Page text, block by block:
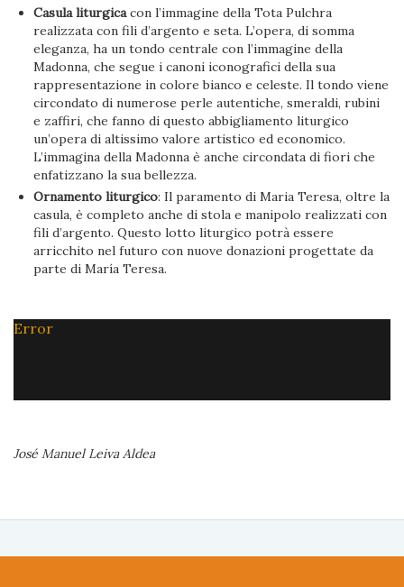
Casula liturgicacon l’immagine della Tota Pulchra
realizzata con fili d’argento e seta. L’opera, di somma
eleganza, ha un tondo centrale con l’immagine della
Madonna, che segue i canoni iconografici della sua
rappresentazione in colore bianco e celeste. Il tondo viene
circondato di numerose perle autentiche, smeraldi, rubini
e zaffiri, che fanno di questo abbigliamento liturgico
un’opera di altissimo valore artistico ed economico.
L’immagina della Madonna è anche circondata di fiori che
enfatizzano la sua bellezza.
Ornamento liturgico: Il paramento di Maria Teresa, oltre la
casula, è completo anche di stola e manipolo realizzati con
fili d’argento. Questo lotto liturgico potrà essere
arricchito nel futuro con nuove donazioni progettate da
parte di María Teresa.
Error
José Manuel Leiva Aldea